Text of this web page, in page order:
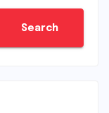
Search